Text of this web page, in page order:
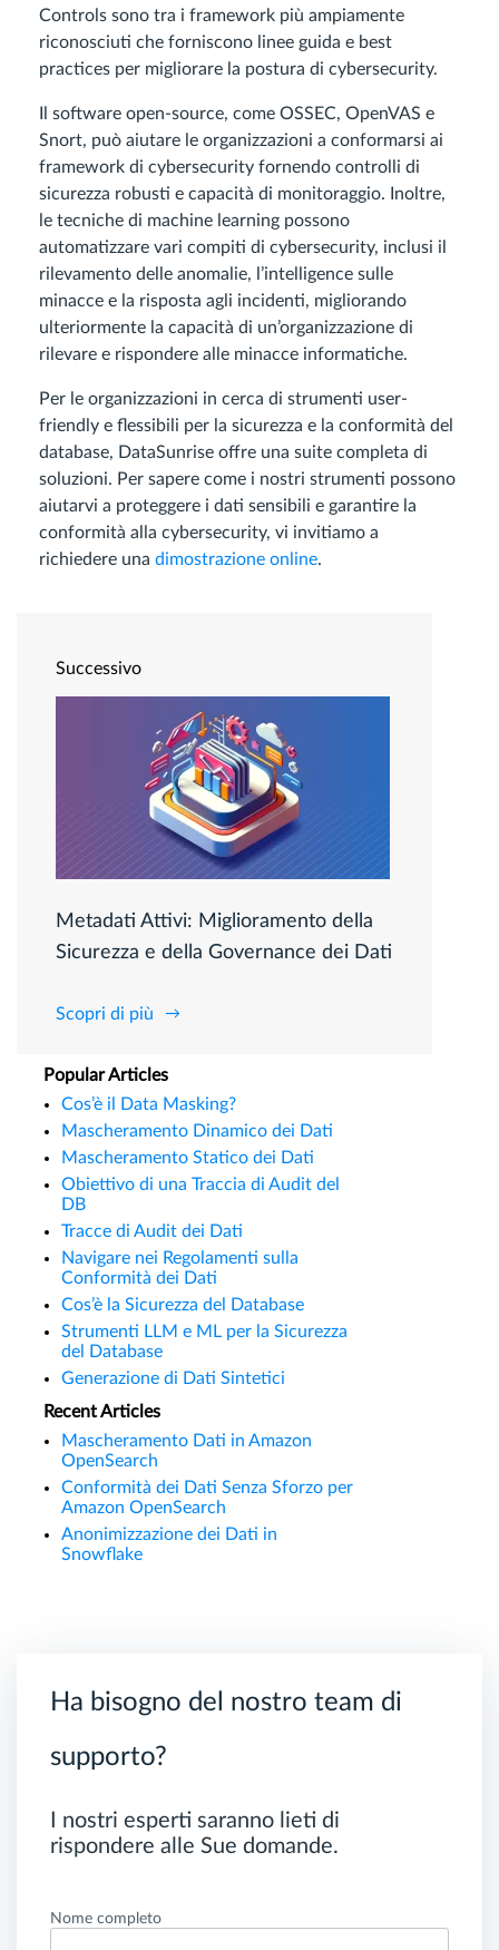
Controls sono tra i framework più ampiamente
riconosciuti che forniscono linee guida e best
practices per migliorare la postura di cybersecurity.
Il software open-source, come OSSEC, OpenVAS e
Snort, può aiutare le organizzazioni a conformarsi ai
framework di cybersecurity fornendo controlli di
sicurezza robusti e capacità di monitoraggio. Inoltre,
le tecniche di machine learning possono
automatizzare vari compiti di cybersecurity, inclusi il
rilevamento delle anomalie, l’intelligence sulle
minacce e la risposta agli incidenti, migliorando
ulteriormente la capacità di un’organizzazione di
rilevare e rispondere alle minacce informatiche.
Per le organizzazioni in cerca di strumenti user-
friendly e flessibili per la sicurezza e la conformità del
database, DataSunrise offre una suite completa di
soluzioni. Per sapere come i nostri strumenti possono
aiutarvi a proteggere i dati sensibili e garantire la
conformità alla cybersecurity, vi invitiamo a
richiedere una dimostrazione online.
Successivo
Metadati Attivi: Miglioramento della
Sicurezza e della Governance dei Dati
Scopri di più
Popular Articles
Cos’è il Data Masking?
Mascheramento Dinamico dei Dati
Mascheramento Statico dei Dati
Obiettivo di una Traccia di Audit del
DB
Tracce di Audit dei Dati
Navigare nei Regolamenti sulla
Conformità dei Dati
Cos’è la Sicurezza del Database
Strumenti LLM e ML per la Sicurezza
del Database
Generazione di Dati Sintetici
Recent Articles
Mascheramento Dati in Amazon
OpenSearch
Conformità dei Dati Senza Sforzo per
Amazon OpenSearch
Anonimizzazione dei Dati in
Snowflake
Ha bisogno del nostro team di
supporto?
I nostri esperti saranno lieti di
rispondere alle Sue domande.
Nome completo